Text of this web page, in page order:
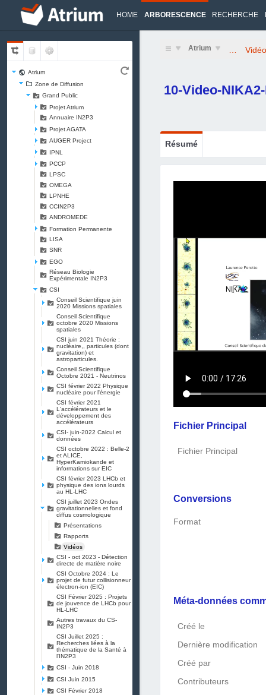
HOME ARBORESCENCE RECHERCHE
Atrium
Zone de Diffusion
Grand Public
Projet Atrium
Annuaire IN2P3
Projet AGATA
AUGER Project
IPNL
PCCP
LPSC
OMEGA
LPNHE
CCIN2P3
ANDROMEDE
Formation Permanente
LISA
SNR
EGO
Réseau Biologie
Expérimentale IN2P3
CSI
Conseil Scientifique juin
2020 Missions spatiales
Conseil Scientifique
octobre 2020 Missions
spatiales
CSI juin 2021 Théorie :
nucléaire,, particules (dont
gravitation) et
astroparticules.
Conseil Scientifique
Octobre 2021 - Neutrinos
CSI février 2022 Physique
nucléaire pour l'énergie
CSI février 2021
L'accélérateurs et le
développement des
accélérateurs
CSI- juin-2022 Calcul et
données
CSI octobre 2022 : Belle-2
et ALICE,
HyperKamiokande et
informations sur EIC
CSI février 2023 LHCb et
physique des ions lourds
au HL-LHC
CSI juillet 2023 Ondes
gravitationnelles et fond
diffus cosmologique
Présentations
Rapports
Vidéos
CSI - oct 2023 - Détection
directe de matière noire
CSI Octobre 2024 : Le
projet de futur collisionneur
électron-ion (EIC)
CSI Février 2025 : Projets
de jouvence de LHCb pour
HL-LHC
Autres travaux du CS-
IN2P3
CSI Juillet 2025 :
Recherches liées à la
thématique de la Santé à
l'IN2P3
CSI - Juin 2018
CSI Juin 2015
CSI Février 2018
Atrium …
10-Video-
Résumé
Fichier Principal
Fichier Principal
Conversions
Format
Méta-données
Créé le
Dernière modification
Créé par
Contributeurs